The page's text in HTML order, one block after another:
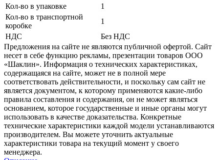
Кол-во в упаковке
1
Кол-во в транспортной
коробке
1
НДС
Без НДС
Предложения на сайте не являются публичной офертой. Сайт
несет в себе функцию рекламы, презентации товаров ООО
«Шаклин». Информация о технических характеристиках,
содержащаяся на сайте, может не в полной мере
соответствовать действительности, и поскольку сам сайт не
является документом, к которому применяются какие-либо
правила составления и содержания, он не может являться
основанием, которое государственные и иные органы могут
использовать в качестве доказательства. Конкретные
технические характеристики каждой модели устанавливаются
производителем. Вы можете уточнить актуальные
характеристики товара на текущий момент у своего
менеджера.